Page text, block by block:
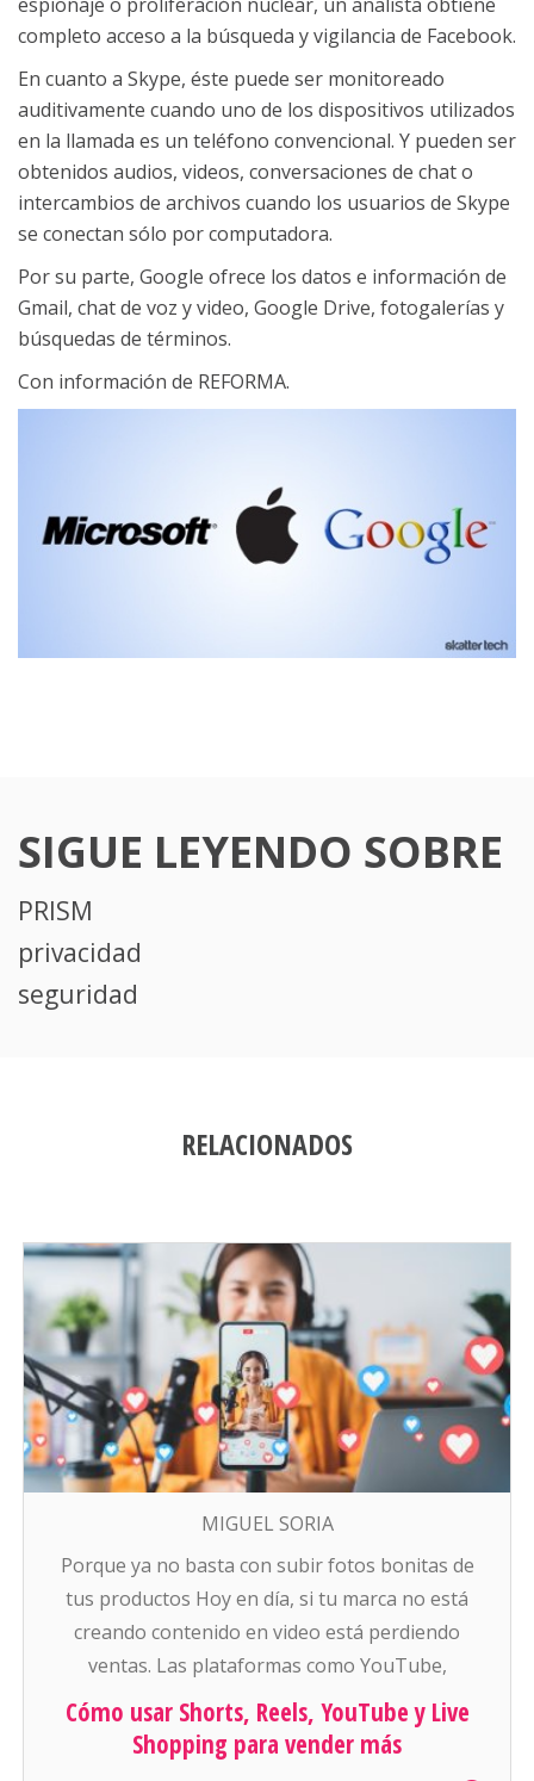
completo acceso a la búsqueda y vigilancia de Facebook.
En cuanto a Skype, éste puede ser monitoreado
auditivamente cuando uno de los dispositivos utilizados
en la llamada es un teléfono convencional. Y pueden ser
obtenidos audios, videos, conversaciones de chat o
intercambios de archivos cuando los usuarios de Skype
se conectan sólo por computadora.
Por su parte, Google ofrece los datos e información de
Gmail, chat de voz y video, Google Drive, fotogalerías y
búsquedas de términos.
Con información de REFORMA.
SIGUE LEYENDO SOBRE
PRISM
privacidad
seguridad
RELACIONADOS
MIGUEL SORIA
Porque ya no basta con subir fotos bonitas de
tus productos Hoy en día, si tu marca no está
creando contenido en video está perdiendo
ventas. Las plataformas como YouTube,
Instagram, Facebook y TikTok están empujando
con todo el contenido corto, vertical, y que se
consume rápido. Y para el ecommerce, esto se
Cómo usar Shorts, Reels, YouTube y Live
Shopping para vender más